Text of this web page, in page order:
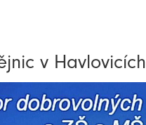
v Havlovicích